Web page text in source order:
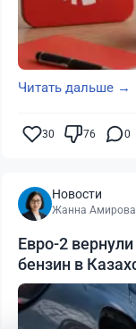
Читать дальше →
30 76 0
Новости
Жанна Амирова
Евро-2
бензин в